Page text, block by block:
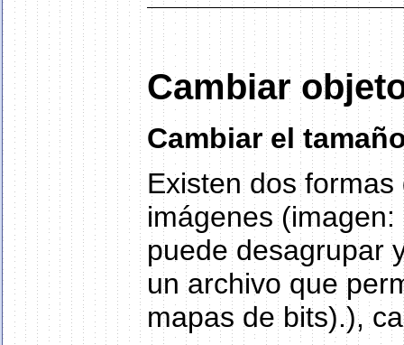
Cambiar
Cambiar el
Existen dos
imágenes
puede desagrupar
un archivo que
mapas de bits).),